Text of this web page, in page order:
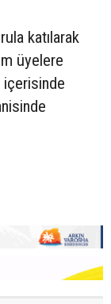
katılarak
üyelere
içerisinde